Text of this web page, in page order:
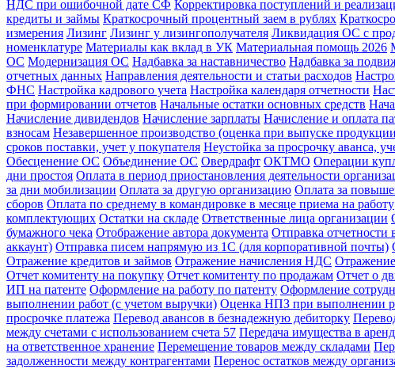
НДС при ошибочной дате СФ Корректировка поступлений и
кредиты и займы Краткосрочный процентный заем в рублях
измерения Лизинг Лизинг у лизингополучателя Ликвидация ОС с
номенклатуре Материалы как вклад в УК Материальная помощь 2026
ОС Модернизация ОС Надбавка за наставничество Надбавка за
отчетных данных Направления деятельности и статьи расходов
ФНС Настройка кадрового учета Настройка календаря отчетности
при формировании отчетов Начальные остатки основных средств
Начисление дивидендов Начисление зарплаты Начисление и оплата
взносам Незавершенное производство (оценка при выпуске
сроков поставки, учет у покупателя Неустойка за просрочку аванса,
Обесценение ОС Объединение ОС Овердрафт ОКТМО Операции
дни простоя Оплата в период приостановления деятельности
за дни мобилизации Оплата за другую организацию Оплата за
сборов Оплата по среднему в командировке в месяце приема на работу
комплектующих Остатки на складе Ответственные лица организации
бумажного чека Отображение автора документа Отправка
аккаунт) Отправка писем напрямую из 1С (для корпоративной почты)
Отражение кредитов и займов Отражение начисления НДС
Отчет комитенту на покупку Отчет комитенту по продажам Отчет о
ИП на патенте Оформление на работу по патенту Оформление
выполнении работ (с учетом выручки) Оценка НПЗ при выполнении
просрочке платежа Перевод авансов в безнадежную дебиторку
между счетами с использованием счета 57 Передача имущества в
на ответственное хранение Перемещение товаров между складами
задолженности между контрагентами Перенос остатков между